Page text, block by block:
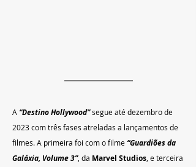
A “Destino Hollywood” segue até dezembro de
2023 com três fases atreladas a lançamentos de
filmes. A primeira foi com o filme “Guardiões da
Galáxia, Volume 3”, da Marvel Studios , e terceira